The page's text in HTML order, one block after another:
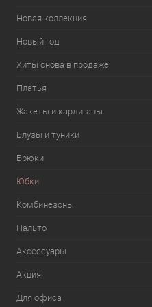
Новая коллекция
Новый год
Хиты снова в продаже
Платья
Жакеты и кардиганы
Блузы и туники
Брюки
Юбки
Комбинезоны
Пальто
Аксессуары
Акция!
Для офиса